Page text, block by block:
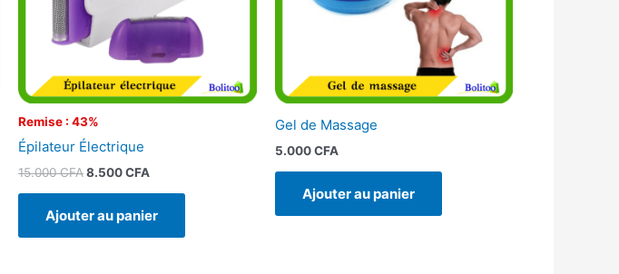
Remise : 43%
Épilateur Électrique
15.000CFA8.500CFA
Ajouter au panier
Gel de Massage
5.000CFA
Ajouter au panier